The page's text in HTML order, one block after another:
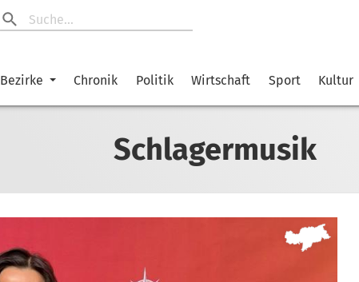
Bezirke Chronik Politik Wirtschaft Sport Kultur
Schlagermusik